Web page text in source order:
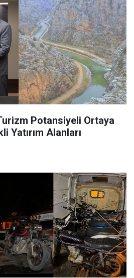
Potansiyeli Ortaya
Yatırım Alanları